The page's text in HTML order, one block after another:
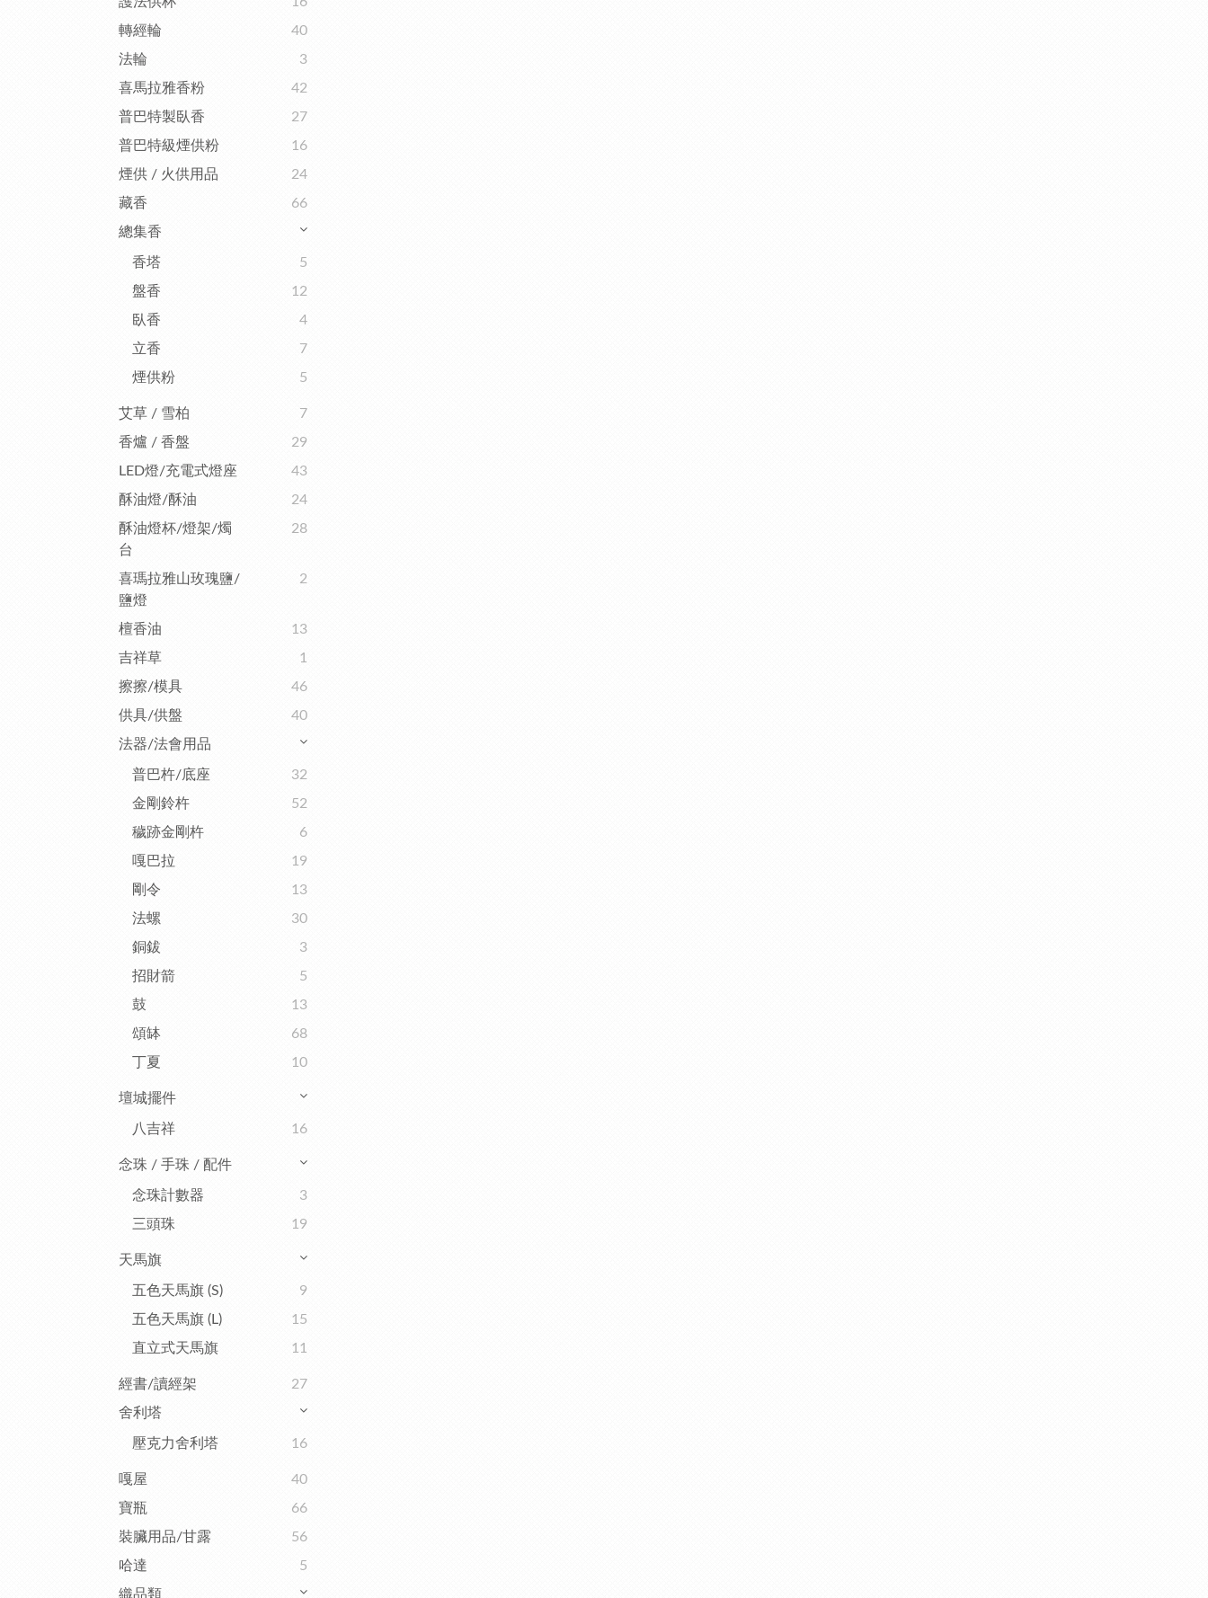
轉經輪
40
法輪
3
喜馬拉雅香粉
42
普巴特製臥香
27
普巴特級煙供粉
16
煙供 / 火供用品
24
藏香
66
總集香
香塔
5
盤香
12
臥香
4
立香
7
煙供粉
5
艾草 / 雪柏
7
香爐 / 香盤
29
LED燈/充電式燈座
43
酥油燈/酥油
24
酥油燈杯/燈架/燭
台
28
喜瑪拉雅山玫瑰鹽/
鹽燈
2
檀香油
13
吉祥草
1
擦擦/模具
46
供具/供盤
40
法器/法會用品
普巴杵/底座
32
金剛鈴杵
52
穢跡金剛杵
6
嘎巴拉
19
剛令
13
法螺
30
銅鈸
3
招財箭
5
鼓
13
頌缽
68
丁夏
10
壇城擺件
八吉祥 16
念珠 / 手珠 / 配件
念珠計數器
3
三頭珠
19
天馬旗
五色天馬旗 (S)
9
五色天馬旗 (L)
15
直立式天馬旗
11
經書/讀經架
27
舍利塔
壓克力舍利塔 16
嘎屋
40
寶瓶
66
裝臟用品/甘露
56
哈達
5
織品類